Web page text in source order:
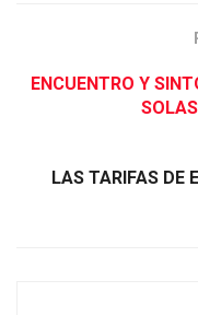
ENCUENTRO Y
LAS TARIFAS DE